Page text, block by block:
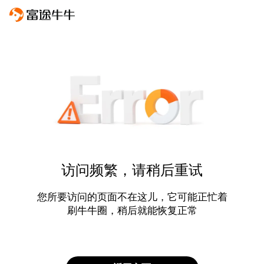
访问频繁，请稍后重试
您所要访问的页面不在这儿，它可能正忙着
刷牛牛圈，稍后就能恢复正常